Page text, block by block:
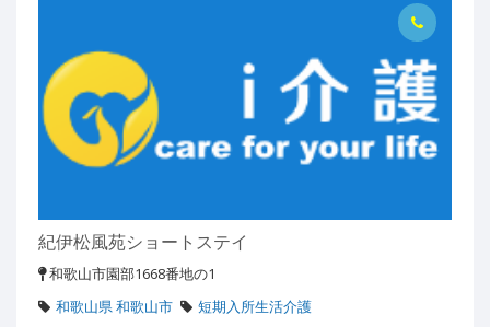
紀伊松風苑ショートステイ
和歌山市園部1668番地の1
和歌山県 和歌山市
短期入所生活介護